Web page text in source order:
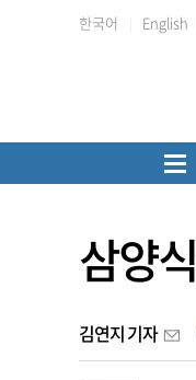
한국어 English
삼양
김연지 기자